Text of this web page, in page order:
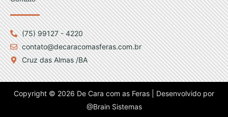
(75) 99127 - 4220
contato@decaracomasferas.com.br
Cruz das Almas /BA
Copyright © 2026 De Cara com as Feras | Desenvolvido por
@Brain Sistemas